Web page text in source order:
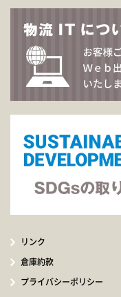
リンク
倉庫約款
プライバシーポリシー